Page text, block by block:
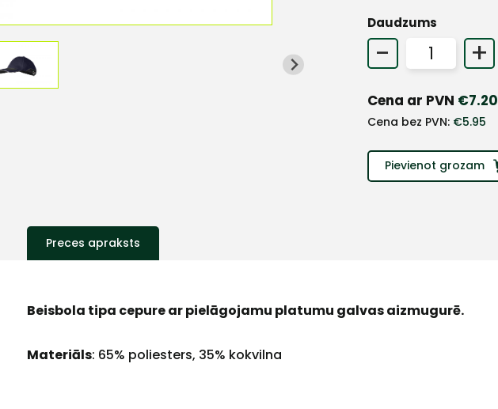
Daudzums
- +
Cena ar PVN €7.20
Cena bez PVN: €5.95
Pievienot grozam
Preces apraksts
Beisbola tipa cepure ar pielāgojamu platumu galvas aizmugurē.
Materiāls: 65% poliesters, 35% kokvilna